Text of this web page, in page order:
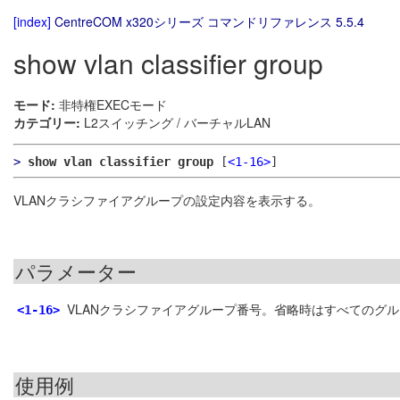
[index] CentreCOM x320シリーズ コマンドリファレンス 5.5.4
show vlan classifier group
モード: 非特権EXECモード
カテゴリー: L2スイッチング / バーチャルLAN
> show vlan classifier group [<1-16>]
VLANクラシファイアグループの設定内容を表示する。
パラメーター
<1-16> VLANクラシファイアグループ番号。省略時はすべてのグ
使用例